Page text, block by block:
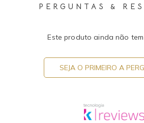
PERGUNTAS &
Este produto ainda não
SEJA O PRIMEIRO A